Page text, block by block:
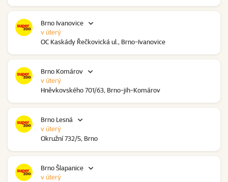
Brno Ivanovice
OC Kaskády Řečkovická ul., Brno-Ivanovice
v úterý
Brno Komárov
Hněvkovského 701/63, Brno-jih-Komárov
v úterý
Brno Lesná
Okružní 732/5, Brno
v úterý
Brno Šlapanice
v úterý